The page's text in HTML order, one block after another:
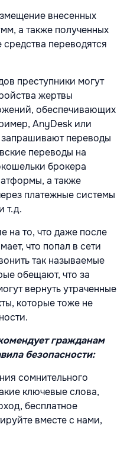
внесенных
а также полученных
переводятся
преступники могут
жертвы
обеспечивающих
AnyDesk или
переводы
переводы на
брокера
а также
платежные системы
т.д.
на то, что даже после
что попал в сети
так называемые
обещают, что за
вернуть утраченные
которые тоже не
гражданам
безопасности:
сомнительного
ключевые слова,
бесплатное
вместе с нами,